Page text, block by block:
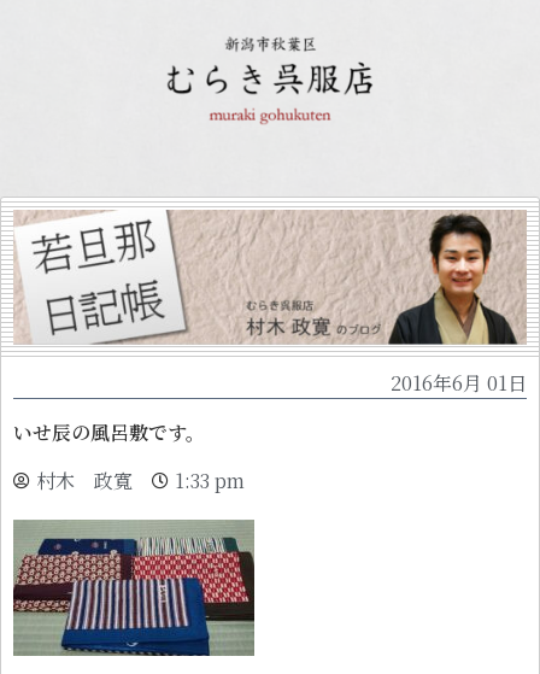
2016年6月 01日
いせ辰の風呂敷です。
村木 政寬
1:33 pm